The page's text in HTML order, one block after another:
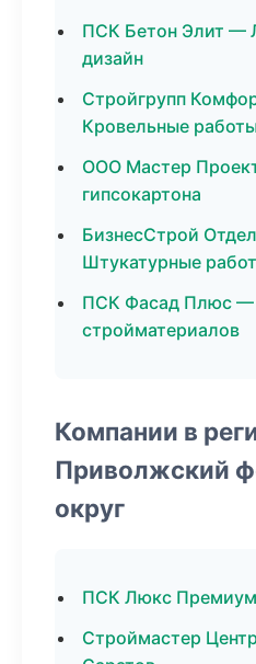
ПСК Бетон Элит —
дизайн
Стройгрупп
Кровельные
ООО Мастер
гипсокартона
БизнесСтрой
Штукатурные
ПСК Фасад Плюс
стройматериалов
Компании в
Приволжский
округ
ПСК Люкс
Строймастер